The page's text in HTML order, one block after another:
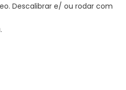
Descalibrar e/ ou rodar com